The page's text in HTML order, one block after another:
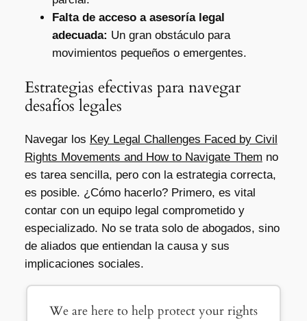
Falta de acceso a asesoría legal
adecuada: Un gran obstáculo para
movimientos pequeños o emergentes.
Estrategias efectivas para navegar
desafíos legales
Navegar los Key Legal Challenges Faced by Civil
Rights Movements and How to Navigate Them no
es tarea sencilla, pero con la estrategia correcta,
es posible. ¿Cómo hacerlo? Primero, es vital
contar con un equipo legal comprometido y
especializado. No se trata solo de abogados, sino
de aliados que entiendan la causa y sus
implicaciones sociales.
We are here to help protect your rights